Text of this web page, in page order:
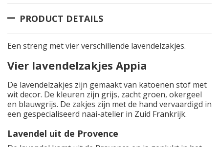
PRODUCT DETAILS
Een streng met vier verschillende lavendelzakjes.
Vier lavendelzakjes Appia
De lavendelzakjes zijn gemaakt van katoenen stof met
wit decor. De kleuren zijn grijs, zacht groen, okergeel
en blauwgrijs. De zakjes zijn met de hand vervaardigd in
een gespecialiseerd naai-atelier in Zuid Frankrijk.
Lavendel uit de Provence